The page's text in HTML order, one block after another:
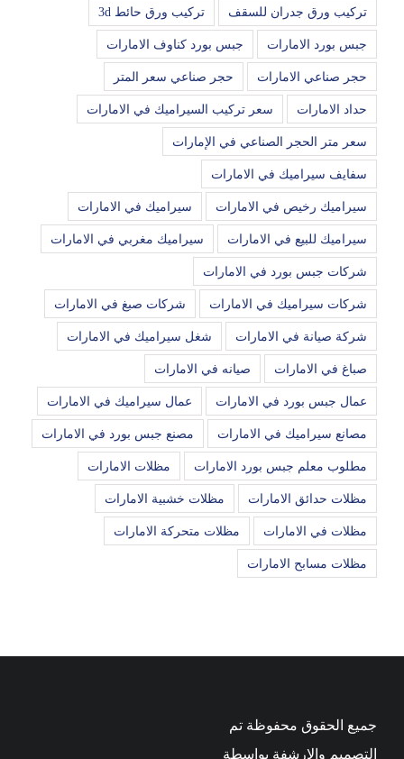
تركيب ورق جدران للسقف تركيب ورق حائط 3d
جبس بورد الامارات جبس بورد كناوف الامارات
حجر صناعي الامارات حجر صناعي سعر المتر
حداد الامارات سعر تركيب السيراميك في الامارات
سعر متر الحجر الصناعي في الإمارات
سفايف سيراميك في الامارات
سيراميك رخيص في الامارات سيراميك في الامارات
سيراميك للبيع في الامارات سيراميك مغربي في الامارات
شركات جبس بورد في الامارات
شركات سيراميك في الامارات شركات صبغ في الامارات
شركة صيانة في الامارات شغل سيراميك في الامارات
صباغ في الامارات صيانه في الامارات
عمال جبس بورد في الامارات عمال سيراميك في الامارات
مصانع سيراميك في الامارات مصنع جبس بورد في الامارات
مطلوب معلم جبس بورد الامارات مظلات الامارات
مظلات حدائق الامارات مظلات خشبية الامارات
مظلات في الامارات مظلات متحركة الامارات
مظلات مسابح الامارات
جميع الحقوق محفوظة تم
التصميم والارشفة بواسطة